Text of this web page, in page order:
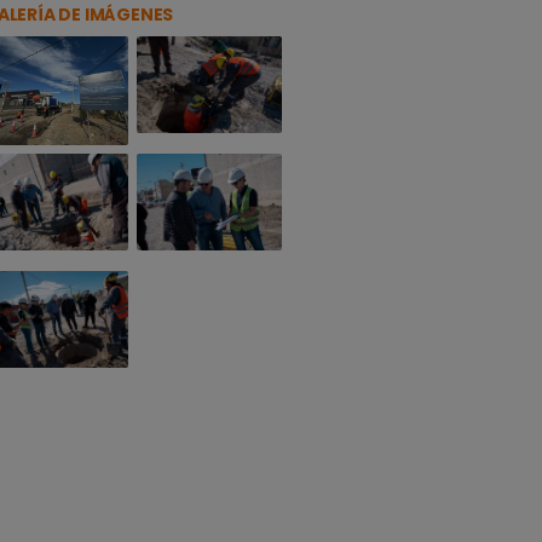
DE IMÁGENES